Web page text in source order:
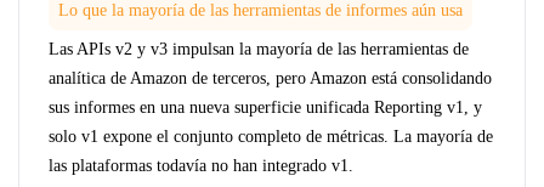
Lo que la mayoría de las herramientas de informes aún usa
Las APIs v2 y v3 impulsan la mayoría de las herramientas de
analítica de Amazon de terceros, pero Amazon está consolidando
sus informes en una nueva superficie unificada Reporting v1, y
solo v1 expone el conjunto completo de métricas. La mayoría de
las plataformas todavía no han integrado v1.